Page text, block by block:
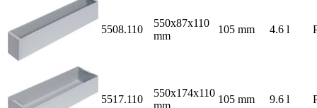
5508.110
550x87x110
mm
105 mm 4.6 l
5517.110
550x174x110
mm
105 mm 9.6 l